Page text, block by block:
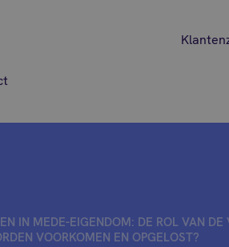
IN MEDE-EIGENDOM: DE ROL VAN DE
VOORKOMEN EN OPGELOST?